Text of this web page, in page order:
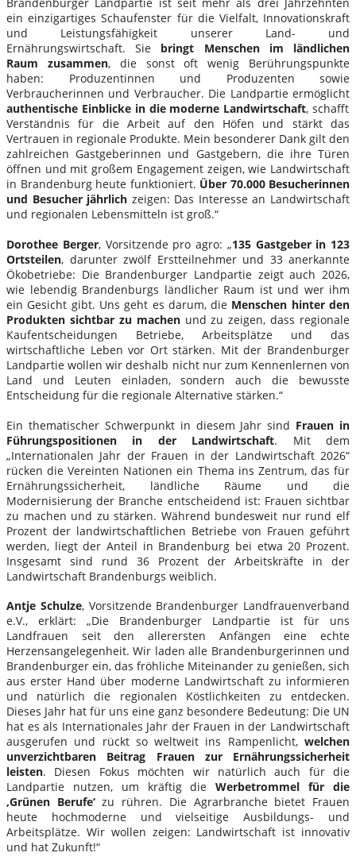
ein einzigartiges Schaufenster für die Vielfalt, Innovationskraft
und Leistungsfähigkeit unserer Land- und
Ernährungswirtschaft. Sie bringt Menschen im ländlichen
Raum zusammen, die sonst oft wenig Berührungspunkte
haben: Produzentinnen und Produzenten sowie
Verbraucherinnen und Verbraucher. Die Landpartie ermöglicht
authentische Einblicke in die moderne Landwirtschaft, schafft
Verständnis für die Arbeit auf den Höfen und stärkt das
Vertrauen in regionale Produkte. Mein besonderer Dank gilt den
zahlreichen Gastgeberinnen und Gastgebern, die ihre Türen
öffnen und mit großem Engagement zeigen, wie Landwirtschaft
in Brandenburg heute funktioniert. Über 70.000 Besucherinnen
und Besucher jährlich zeigen: Das Interesse an Landwirtschaft
und regionalen Lebensmitteln ist groß.“
Dorothee Berger, Vorsitzende pro agro: „135 Gastgeber in 123
Ortsteilen, darunter zwölf Erstteilnehmer und 33 anerkannte
Ökobetriebe: Die Brandenburger Landpartie zeigt auch 2026,
wie lebendig Brandenburgs ländlicher Raum ist und wer ihm
ein Gesicht gibt. Uns geht es darum, die Menschen hinter den
Produkten sichtbar zu machenund zu zeigen, dass regionale
Kaufentscheidungen Betriebe, Arbeitsplätze und das
wirtschaftliche Leben vor Ort stärken. Mit der Brandenburger
Landpartie wollen wir deshalb nicht nur zum Kennenlernen von
Land und Leuten einladen, sondern auch die bewusste
Entscheidung für die regionale Alternative stärken.“
Ein thematischer Schwerpunkt in diesem Jahr sind Frauen in
Führungspositionen in der Landwirtschaft. Mit dem
„Internationalen Jahr der Frauen in der Landwirtschaft 2026“
rücken die Vereinten Nationen ein Thema ins Zentrum, das für
Ernährungssicherheit, ländliche Räume und die
Modernisierung der Branche entscheidend ist: Frauen sichtbar
zu machen und zu stärken. Während bundesweit nur rund elf
Prozent der landwirtschaftlichen Betriebe von Frauen geführt
werden, liegt der Anteil in Brandenburg bei etwa 20 Prozent.
Insgesamt sind rund 36 Prozent der Arbeitskräfte in der
Landwirtschaft Brandenburgs weiblich.
Antje Schulze, Vorsitzende Brandenburger Landfrauenverband
e.V., erklärt: „Die Brandenburger Landpartie ist für uns
Landfrauen seit den allerersten Anfängen eine echte
Herzensangelegenheit. Wir laden alle Brandenburgerinnen und
Brandenburger ein, das fröhliche Miteinander zu genießen, sich
aus erster Hand über moderne Landwirtschaft zu informieren
und natürlich die regionalen Köstlichkeiten zu entdecken.
Dieses Jahr hat für uns eine ganz besondere Bedeutung: Die UN
hat es als Internationales Jahr der Frauen in der Landwirtschaft
ausgerufen und rückt so weltweit ins Rampenlicht, welchen
unverzichtbaren Beitrag Frauen zur Ernährungssicherheit
leisten. Diesen Fokus möchten wir natürlich auch für die
Landpartie nutzen, um kräftig dieWerbetrommel für die
‚Grünen Berufe‘zu rühren. Die Agrarbranche bietet Frauen
heute hochmoderne und vielseitige Ausbildungs- und
Arbeitsplätze. Wir wollen zeigen: Landwirtschaft ist innovativ
und hat Zukunft!“